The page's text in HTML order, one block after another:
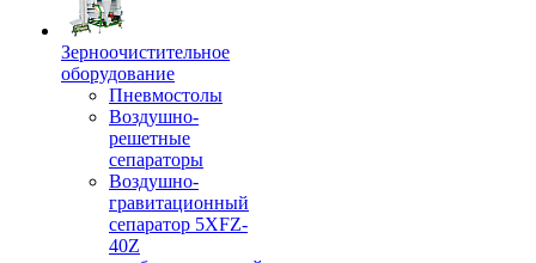
Зерноочистительное
оборудование
Пневмостолы
Воздушно-
решетные
сепараторы
Воздушно-
гравитационный
сепаратор 5XFZ-
40Z